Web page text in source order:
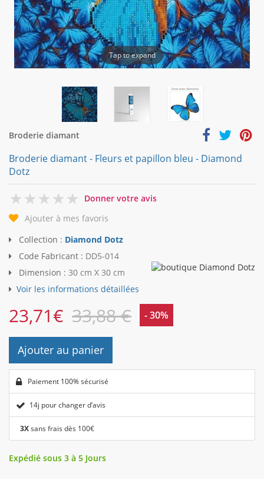
Tap to expand
Broderie diamant
Broderie diamant - Fleurs et papillon bleu - Diamond
Dotz
0
Donner votre avis
Ajouter à mes favoris
Collection : Diamond Dotz
Code Fabricant : DD5-014
Dimension : 30 cm X 30 cm
Voir les informations détaillées
23,71€ 33,88 € - 30%
Ajouter au panier
Paiement 100% sécurisé
14j pour changer d’avis
3Xsans frais dès 100€
Expédié sous 3 à 5 Jours